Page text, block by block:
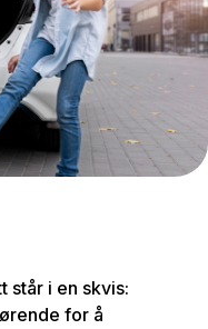
står i en skvis:
for å